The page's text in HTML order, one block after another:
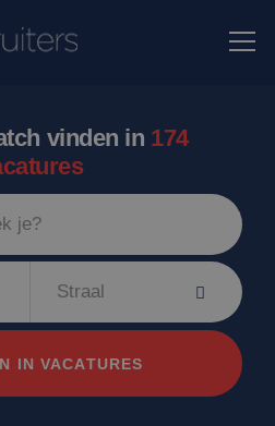
vinden in 174
Straal
IN VACATURES